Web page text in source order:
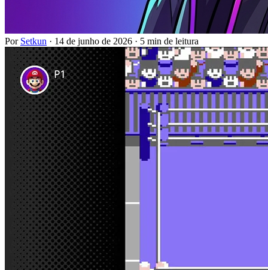
Por Setkun · 14 de junho de 2026 · 5 min de leitura